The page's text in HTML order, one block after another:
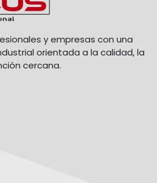
y empresas con una
orientada a la calidad, la
cercana.